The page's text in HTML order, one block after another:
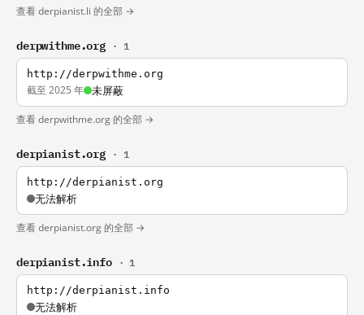
查看 derpianist.li 的全部 →
derpwithme.org · 1
http://derpwithme.org
截至 2025 年 未屏蔽
查看 derpwithme.org 的全部 →
derpianist.org · 1
http://derpianist.org
无法解析
查看 derpianist.org 的全部 →
derpianist.info · 1
http://derpianist.info
无法解析